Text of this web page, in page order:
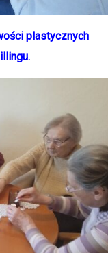
plastycznych